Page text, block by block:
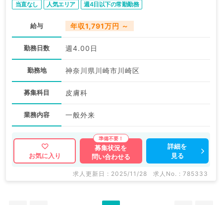
当直なし 人気エリア 週4日以下の常勤勤務
給与 年収1,791万円 ～
勤務日数 週4.00日
勤務地 神奈川県川崎市川崎区
募集科目 皮膚科
業務内容 一般外来
お気に入り
募集状況を
問い合わせる
詳細を
見る
求人更新日 : 2025/11/28 求人No. : 785333